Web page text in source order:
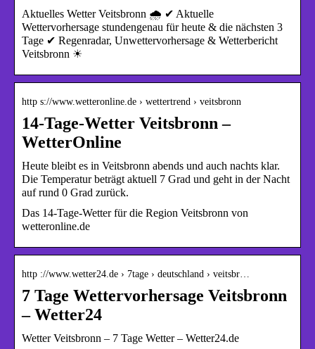
Aktuelles Wetter Veitsbronn 🌧️ ✔ Aktuelle
Wettervorhersage stundengenau für heute & die nächsten 3
Tage ✔ Regenradar, Unwettervorhersage & Wetterbericht
Veitsbronn ☀
http s://www.wetteronline.de › wettertrend › veitsbronn
14-Tage-Wetter Veitsbronn –
WetterOnline
Heute bleibt es in Veitsbronn abends und auch nachts klar.
Die Temperatur beträgt aktuell 7 Grad und geht in der Nacht
auf rund 0 Grad zurück.
Das 14-Tage-Wetter für die Region Veitsbronn von
wetteronline.de
http ://www.wetter24.de › 7tage › deutschland › veitsbr…
7 Tage Wettervorhersage Veitsbronn
– Wetter24
Wetter Veitsbronn – 7 Tage Wetter – Wetter24.de